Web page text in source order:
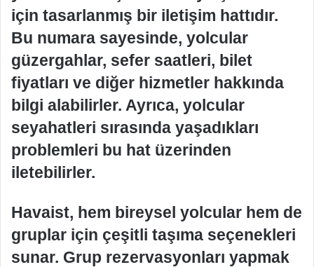
için tasarlanmış bir iletişim hattıdır.
Bu numara sayesinde, yolcular
güzergahlar, sefer saatleri, bilet
fiyatları ve diğer hizmetler hakkında
bilgi alabilirler. Ayrıca, yolcular
seyahatleri sırasında yaşadıkları
problemleri bu hat üzerinden
iletebilirler.
Havaist, hem bireysel yolcular hem de
gruplar için çeşitli taşıma seçenekleri
sunar. Grup rezervasyonları yapmak